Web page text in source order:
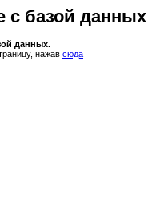
с базой данных
данных.
нажав сюда